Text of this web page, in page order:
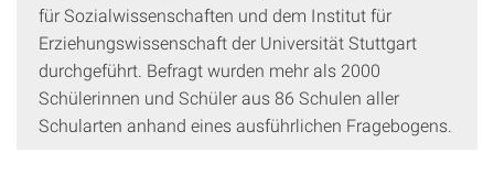
für Sozialwissenschaften und dem Institut für
Erziehungswissenschaft der Universität Stuttgart
durchgeführt. Befragt wurden mehr als 2000
Schülerinnen und Schüler aus 86 Schulen aller
Schularten anhand eines ausführlichen Fragebogens.